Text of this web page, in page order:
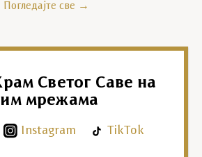
Погледајте све →
Светог Саве на
мрежама
Instagram TikTok